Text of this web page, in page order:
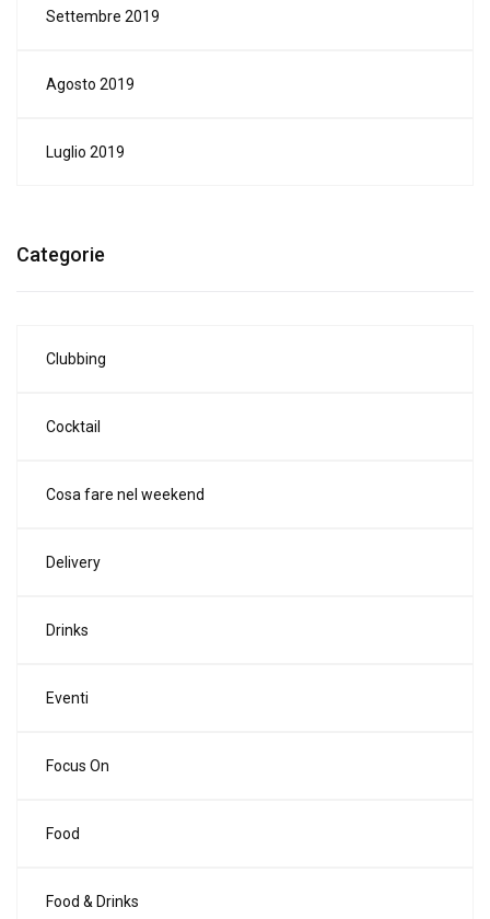
Settembre 2019
Agosto 2019
Luglio 2019
Categorie
Clubbing
Cocktail
Cosa fare nel weekend
Delivery
Drinks
Eventi
Focus On
Food
Food & Drinks